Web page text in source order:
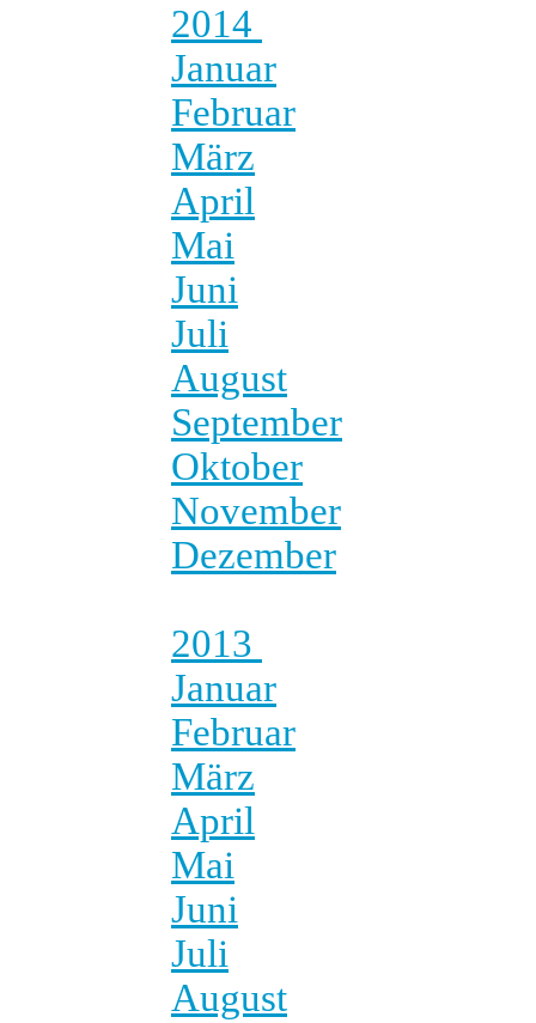
2014
Januar
Februar
März
April
Mai
Juni
Juli
August
September
Oktober
November
Dezember
2013
Januar
Februar
März
April
Mai
Juni
Juli
August